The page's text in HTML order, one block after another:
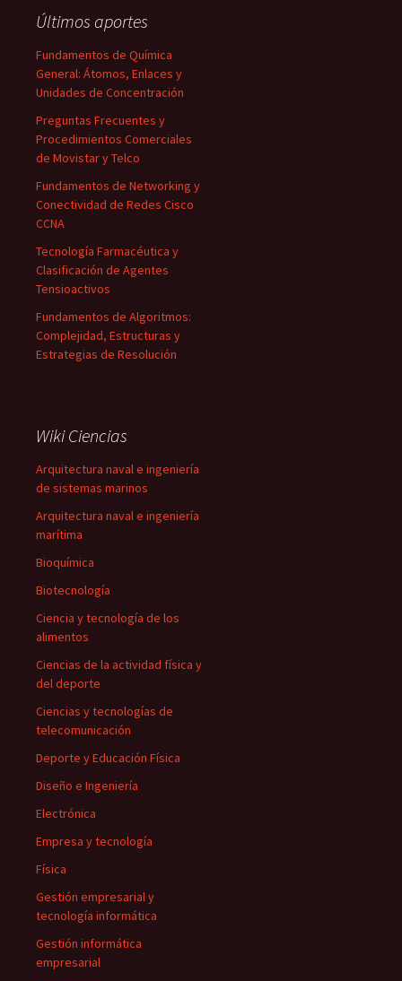
Últimos aportes
Fundamentos de Química
General: Átomos, Enlaces y
Unidades de Concentración
Preguntas Frecuentes y
Procedimientos Comerciales
de Movistar y Telco
Fundamentos de Networking y
Conectividad de Redes Cisco
CCNA
Tecnología Farmacéutica y
Clasificación de Agentes
Tensioactivos
Fundamentos de Algoritmos:
Complejidad, Estructuras y
Estrategias de Resolución
Wiki Ciencias
Arquitectura naval e ingeniería
de sistemas marinos
Arquitectura naval e ingeniería
marítima
Bioquímica
Biotecnología
Ciencia y tecnología de los
alimentos
Ciencias de la actividad física y
del deporte
Ciencias y tecnologías de
telecomunicación
Deporte y Educación Física
Diseño e Ingeniería
Electrónica
Empresa y tecnología
Física
Gestión empresarial y
tecnología informática
Gestión informática
empresarial